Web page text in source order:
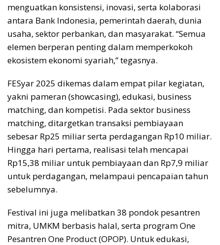
menguatkan konsistensi, inovasi, serta kolaborasi
antara Bank Indonesia, pemerintah daerah, dunia
usaha, sektor perbankan, dan masyarakat. “Semua
elemen berperan penting dalam memperkokoh
ekosistem ekonomi syariah,” tegasnya.
FESyar 2025 dikemas dalam empat pilar kegiatan,
yakni pameran (showcasing), edukasi, business
matching, dan kompetisi. Pada sektor business
matching, ditargetkan transaksi pembiayaan
sebesar Rp25 miliar serta perdagangan Rp10 miliar.
Hingga hari pertama, realisasi telah mencapai
Rp15,38 miliar untuk pembiayaan dan Rp7,9 miliar
untuk perdagangan, melampaui pencapaian tahun
sebelumnya.
Festival ini juga melibatkan 38 pondok pesantren
mitra, UMKM berbasis halal, serta program One
Pesantren One Product (OPOP). Untuk edukasi,